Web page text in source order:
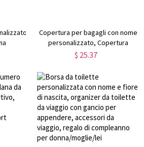
Copertura per bagagli con nome
personalizzato, Copertura
elastica spessa personalizzata,
Accessori da viaggio, Regalo per
Viaggiatore/Coppia/Famiglia
$ 25.37